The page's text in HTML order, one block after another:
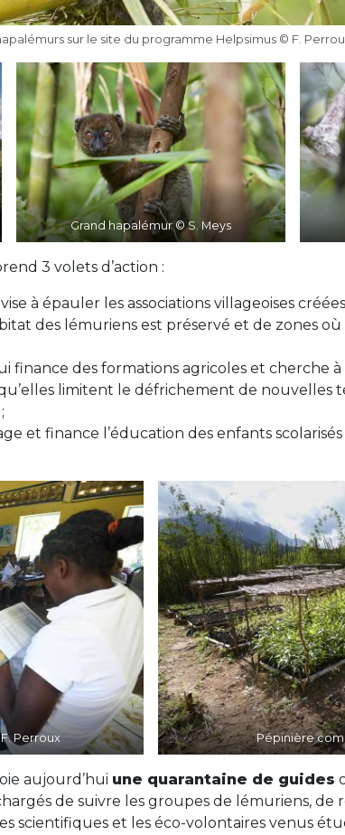
sur le site du programme Helpsimus © F.
Grand hapalémur © S. Meys
3 volets d’action :
à épauler les associations villageoises
des lémuriens est préservé et de zones où
finance des formations agricoles et cherche
limitent le défrichement de nouvelles
et finance l’éducation des enfants
Perroux Pépinière
aujourd’hui une quarantaine de guides
de suivre les groupes de lémuriens, de
scientifiques et les éco-volontaires venus